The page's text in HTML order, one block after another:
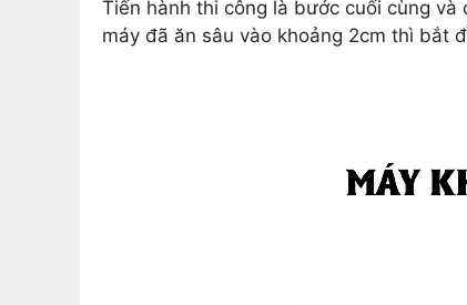
Tiến hành thi công là bước cuối cùng
máy đã ăn sâu vào khoảng 2cm thì bắt